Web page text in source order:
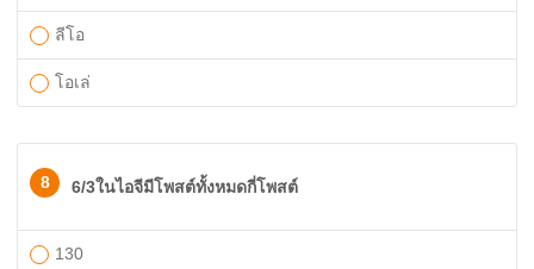
ลีโอ
โอเล่
8 6/3ในไอจีมีโพสต์ทั้งหมดกี่โพสต์
130